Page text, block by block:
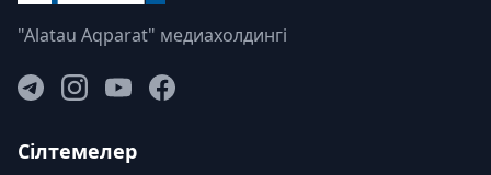
"Alatau Aqparat" медиахолдингі
Сілтемелер